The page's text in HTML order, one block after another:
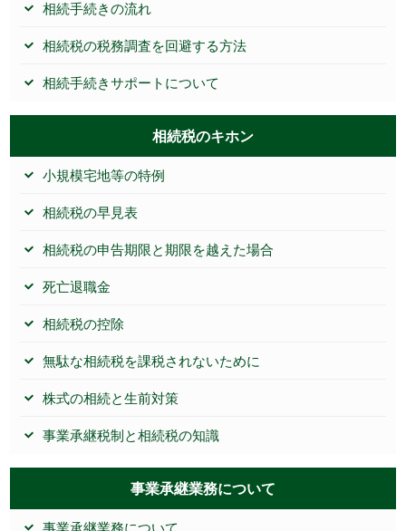
相続手続きの流れ
相続税の税務調査を回避する方法
相続手続きサポートについて
相続税のキホン
小規模宅地等の特例
相続税の早見表
相続税の申告期限と期限を越えた場合
死亡退職金
相続税の控除
無駄な相続税を課税されないために
株式の相続と生前対策
事業承継税制と相続税の知識
事業承継業務について
事業承継業務について